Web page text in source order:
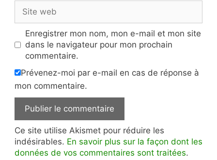
web
Enregistrer mon nom, mon e-mail et mon site
dans le navigateur pour mon prochain
commentaire.
Prévenez-moi par e-mail en cas de réponse à
mon commentaire.
Ce site utilise Akismet pour réduire les
indésirables. En savoir plus sur la façon dont les
données de vos commentaires sont traitées.